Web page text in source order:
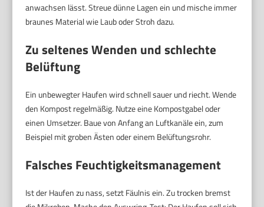
anwachsen lässt. Streue dünne Lagen ein und mische immer
braunes Material wie Laub oder Stroh dazu.
Zu seltenes Wenden und schlechte
Belüftung
Ein unbewegter Haufen wird schnell sauer und riecht. Wende
den Kompost regelmäßig. Nutze eine Kompostgabel oder
einen Umsetzer. Baue von Anfang an Luftkanäle ein, zum
Beispiel mit groben Ästen oder einem Belüftungsrohr.
Falsches Feuchtigkeitsmanagement
Ist der Haufen zu nass, setzt Fäulnis ein. Zu trocken bremst